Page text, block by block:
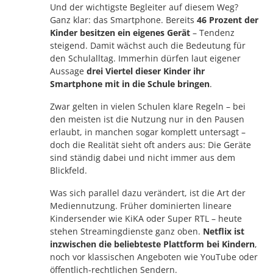
Und der wichtigste Begleiter auf diesem Weg?
Ganz klar: das Smartphone. Bereits46 Prozent der
Kinder besitzen ein eigenes Gerät – Tendenz
steigend. Damit wächst auch die Bedeutung für
den Schulalltag. Immerhin dürfen laut eigener
Aussagedrei Viertel dieser Kinder ihr
Smartphone mit in die Schule bringen.
Zwar gelten in vielen Schulen klare Regeln – bei
den meisten ist die Nutzung nur in den Pausen
erlaubt, in manchen sogar komplett untersagt –
doch die Realität sieht oft anders aus: Die Geräte
sind ständig dabei und nicht immer aus dem
Blickfeld.
Was sich parallel dazu verändert, ist die Art der
Mediennutzung. Früher dominierten lineare
Kindersender wie KiKA oder Super RTL – heute
stehen Streamingdienste ganz oben. Netflix ist
inzwischen die beliebteste Plattform bei Kindern,
noch vor klassischen Angeboten wie YouTube oder
öffentlich-rechtlichen Sendern.